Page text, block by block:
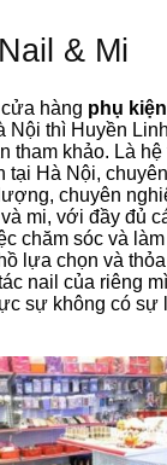
& Mi
hàng phụ
Nội thì Huyền
tham khảo. Là
tại Hà Nội,
chuyên
mi, với đầy đủ
chăm sóc và
lựa chọn và
nail của riêng
sự không có sự